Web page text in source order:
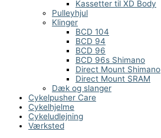
Kassetter til XD Body
Pulleyhjul
Klinger
BCD 104
BCD 94
BCD 96
BCD 96s Shimano
Direct Mount Shimano
Direct Mount SRAM
Dæk og slanger
Cykelpusher Care
Cykelhjelme
Cykeludlejning
Værksted